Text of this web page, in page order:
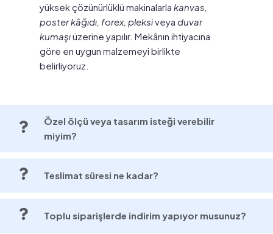
yüksek çözünürlüklü makinalarla kanvas,
poster kâğıdı, forex, pleksiveya duvar
kumaşıüzerine yapılır. Mekânın ihtiyacına
göre en uygun malzemeyi birlikte
belirliyoruz.
Özel ölçü veya tasarım isteği verebilir
miyim?
Teslimat süresi ne kadar?
Toplu siparişlerde indirim yapıyor musunuz?